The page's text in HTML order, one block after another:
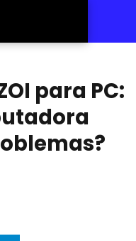
para PC: